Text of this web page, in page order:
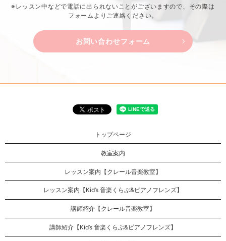
※レッスン中などで電話に出られないことがございますので、 その際は
フォームよりご連絡ください。
お問い合わせフォーム
トップページ
教室案内
レッスン案内【クレール音楽教室】
レッスン案内【Kid’s 音楽くらぶ&ピアノフレンズ】
講師紹介【クレール音楽教室】
講師紹介【Kid’s 音楽くらぶ&ピアノフレンズ】